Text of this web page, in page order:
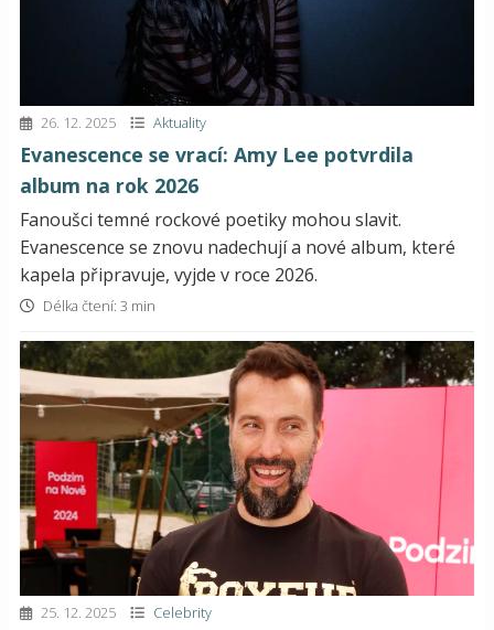
26. 12. 2025 Aktuality
Evanescence se vrací: Amy Lee potvrdila
album na rok 2026
Fanoušci temné rockové poetiky mohou slavit.
Evanescence se znovu nadechují a nové album, které
kapela připravuje, vyjde v roce 2026.
Délka čtení: 3 min
25. 12. 2025 Celebrity